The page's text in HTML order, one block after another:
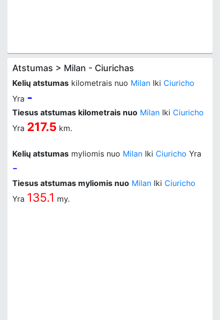
Atstumas > Milan - Ciurichas
Kelių atstumas kilometrais nuo Milan Iki Ciuricho
Yra -
Tiesus atstumas kilometrais nuo Milan Iki Ciuricho
Yra 217.5 km.
Kelių atstumas myliomis nuo Milan Iki Ciuricho Yra
-
Tiesus atstumas myliomis nuo Milan Iki Ciuricho
Yra 135.1 my.